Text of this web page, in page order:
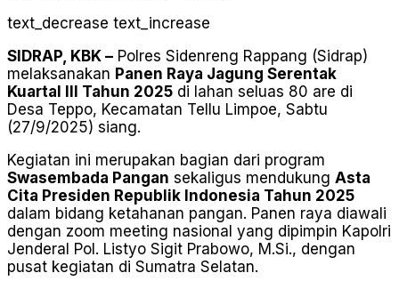
text_decrease text_increase
SIDRAP, KBK – Polres Sidenreng Rappang (Sidrap)
melaksanakan Panen Raya Jagung Serentak
Kuartal III Tahun 2025 di lahan seluas 80 are di
Desa Teppo, Kecamatan Tellu Limpoe, Sabtu
(27/9/2025) siang.
Kegiatan ini merupakan bagian dari program
Swasembada Pangan sekaligus mendukung Asta
Cita Presiden Republik Indonesia Tahun 2025
dalam bidang ketahanan pangan. Panen raya diawali
dengan zoom meeting nasional yang dipimpin Kapolri
Jenderal Pol. Listyo Sigit Prabowo, M.Si., dengan
pusat kegiatan di Sumatra Selatan.